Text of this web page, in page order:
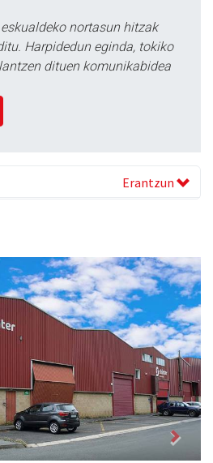
nortasun hitzak
Harpidedun eginda, tokiko
dituen komunikabidea
Erantzun
Next